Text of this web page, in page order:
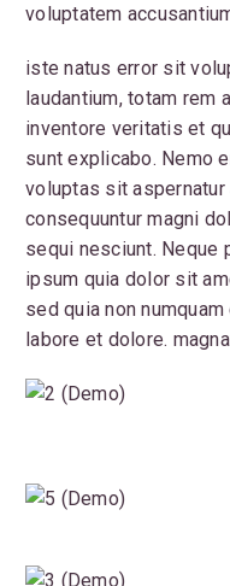
voluptatem
iste natus error sit
laudantium, totam rem
inventore veritatis et
sunt explicabo. Nemo
voluptas sit
consequuntur magni
sequi nesciunt. Neque
ipsum quia dolor sit
sed quia non
labore et dolore.